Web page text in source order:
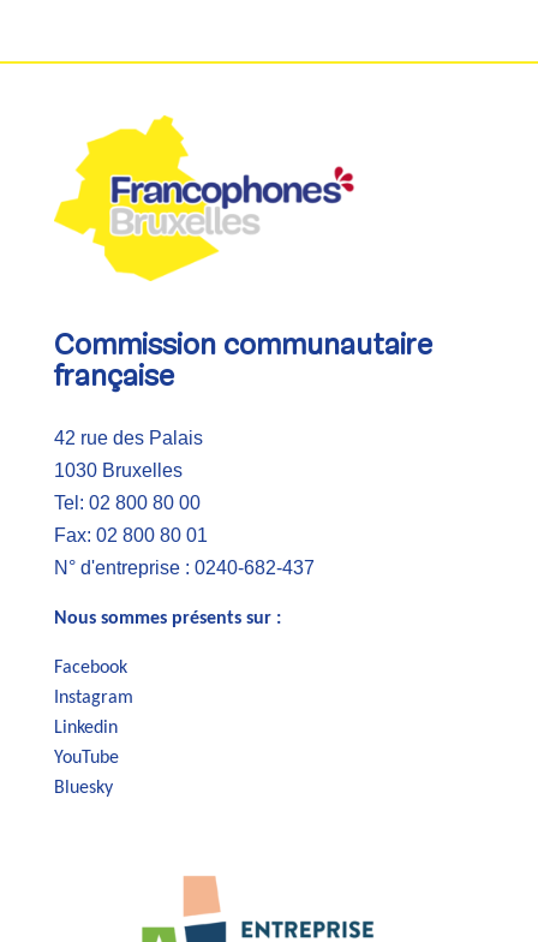
Commission communautaire
française
42 rue des Palais
1030 Bruxelles
Tel: 02 800 80 00
Fax: 02 800 80 01
N° d'entreprise : 0240-682-437
Nous sommes présents sur :
Facebook
Instagram
Linkedin
YouTube
Bluesky